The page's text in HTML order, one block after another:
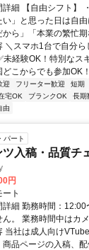
詳細 【自由シフト】
い」と思った日は自
から」「本業の繁忙
＼スマホ1台で自分
未経験OK！特別なス
どこからでも参加OK
迎 フリーター歓迎 短期
宅OK ブランクOK 長期
由
パート
ツ入稿・品質チ
円
ト
詳細 勤務時間：
ん。 業務時間中はカ
当社は成人向け
商品ページの入稿、